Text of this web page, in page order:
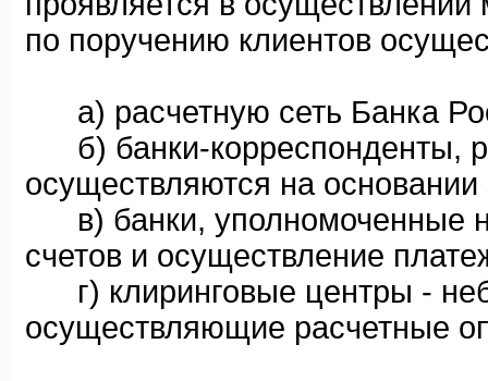
по поручению клиентов
а) расчетную сеть Банка
б) банки-корреспонденты,
осуществляются на
в) банки, уполномоченные
счетов и осуществление
г) клиринговые центры -
осуществляющие расчетные